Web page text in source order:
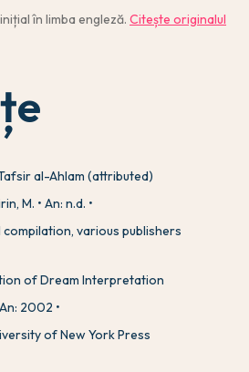
în limba engleză. Citește originalul
al-Ahlam (attributed)
M.
An: n.d.
various publishers
of Dream Interpretation
An: 2002
of New York Press